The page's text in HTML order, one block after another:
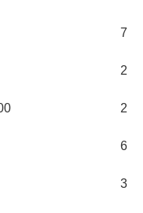
7
2
2
6
3